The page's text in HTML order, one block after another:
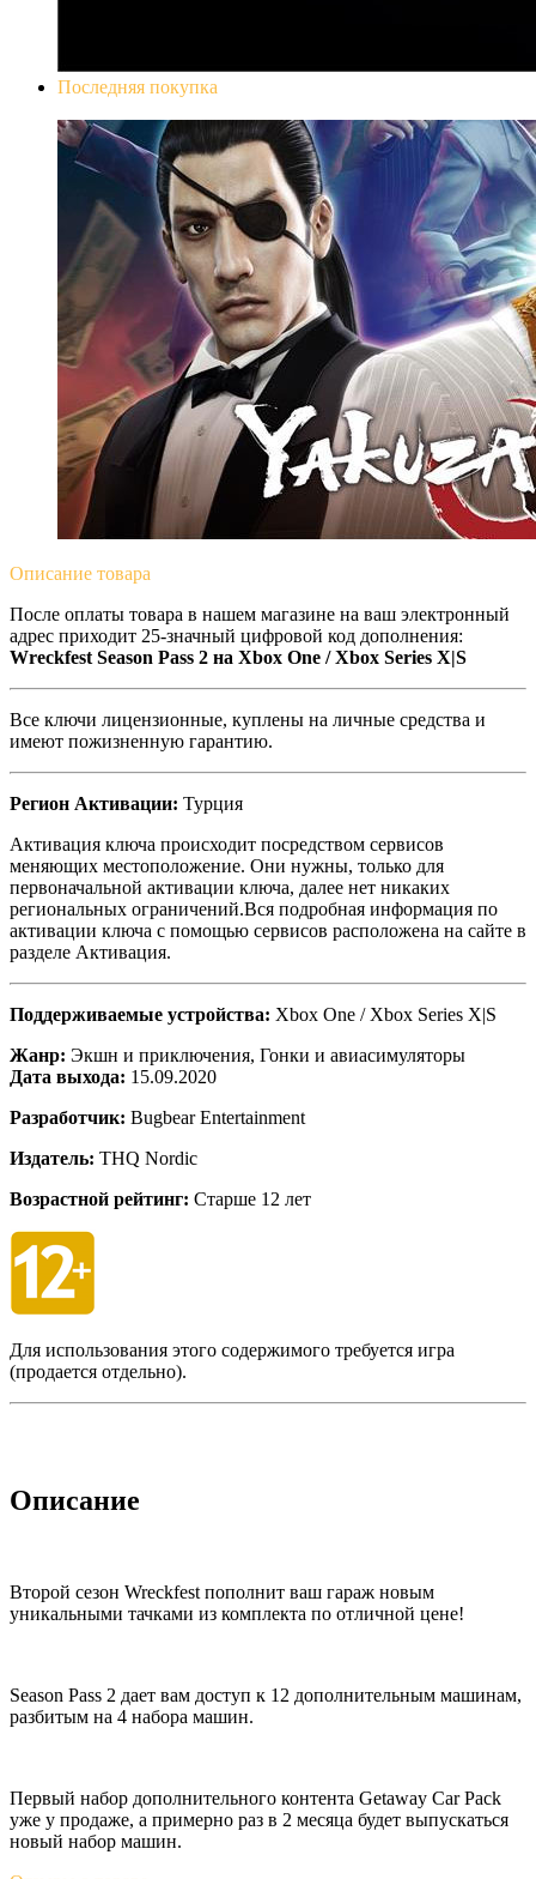
Последняя покупка
Описание товара
После оплаты товара в нашем магазине на ваш электронный
адрес приходит 25-значный цифровой код дополнения:
Wreckfest Season Pass 2 на Xbox One / Xbox Series X|S
Все ключи лицензионные, куплены на личные средства и
имеют пожизненную гарантию.
Регион Активации: Турция
Активация ключа происходит посредством сервисов
меняющих местоположение. Они нужны, только для
первоначальной активации ключа, далее нет никаких
региональных ограничений.Вся подробная информация по
активации ключа с помощью сервисов расположена на сайте в
разделе Активация.
Поддерживаемые устройства: Xbox One / Xbox Series X|S
Жанр: Экшн и приключения, Гонки и авиасимуляторы
Дата выхода: 15.09.2020
Разработчик: Bugbear Entertainment
Издатель: THQ Nordic
Возрастной рейтинг: Старше 12 лет
Для использования этого содержимого требуется игра
(продается отдельно).
Описание
Второй сезон Wreckfest пополнит ваш гараж новым
уникальными тачками из комплекта по отличной цене!
Season Pass 2 дает вам доступ к 12 дополнительным машинам,
разбитым на 4 набора машин.
Первый набор дополнительного контента Getaway Car Pack
уже у продаже, а примерно раз в 2 месяца будет выпускаться
новый набор машин.